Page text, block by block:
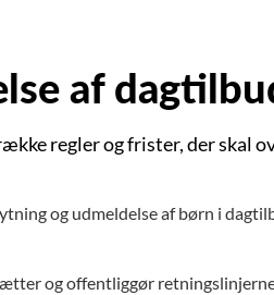
af
regler og frister, der skal
og udmeldelse af børn i
og offentliggør